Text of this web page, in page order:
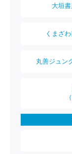
大垣
くまざ
丸善ジュン